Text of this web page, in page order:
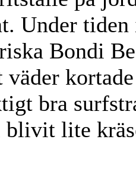
Under tiden
Bondi
bra
blivit lite